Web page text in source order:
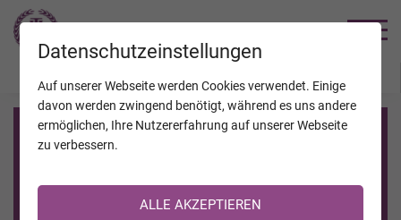
Registrierung auf TrauerHilfe.it
Sie sind noch nicht auf TrauerHilfe.it registriert?
>> zur kostenlosen Registrierung <<
Datenschutzeinstellungen
Auf unserer Webseite werden Cookies verwendet. Einige
davon werden zwingend benötigt, während es uns andere
ermöglichen, Ihre Nutzererfahrung auf unserer Webseite
zu verbessern.
ALLE AKZEPTIEREN
JAHRESTAGE KALENDER VERSTORBENE